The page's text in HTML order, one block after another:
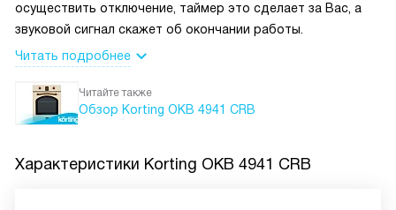
осуществить отключение, таймер это сделает за Вас, а
звуковой сигнал скажет об окончании работы.
Читать подробнее
Читайте также
Обзор Korting OKB 4941 CRB
Характеристики Korting OKB 4941 CRB